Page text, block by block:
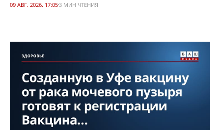
09 АВГ. 2026. 17:05 3 МИН ЧТЕНИЯ